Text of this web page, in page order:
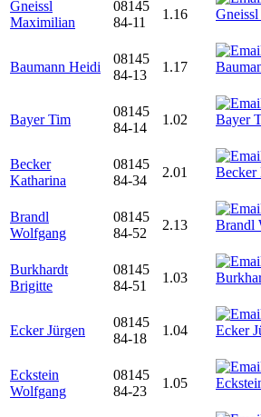
Gneissl
Maximilian
08145
84-11
1.16
Baumann Heidi
08145
84-13
1.17
Bayer Tim
08145
84-14
1.02
Becker
Katharina
08145
84-34
2.01
Brandl
Wolfgang
08145
84-52
2.13
Burkhardt
Brigitte
08145
84-51
1.03
Ecker Jürgen
08145
84-18
1.04
Eckstein
Wolfgang
08145
84-23
1.05